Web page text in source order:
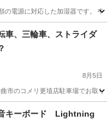
の電源に対応した加湿器です。 中
類 、三輪車、ストライダ
8月5日
のコメリ更埴店駐車場でお取り引
ルメット
キーボード Lightning